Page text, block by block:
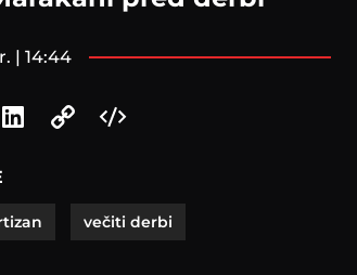
| 14:44
večiti derbi